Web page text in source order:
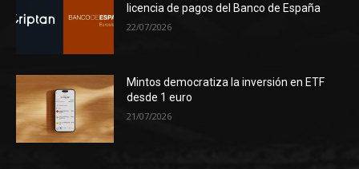
licencia de pagos del Banco de España
22/07/2026
Mintos democratiza la inversión en ETF
desde 1 euro
21/07/2026